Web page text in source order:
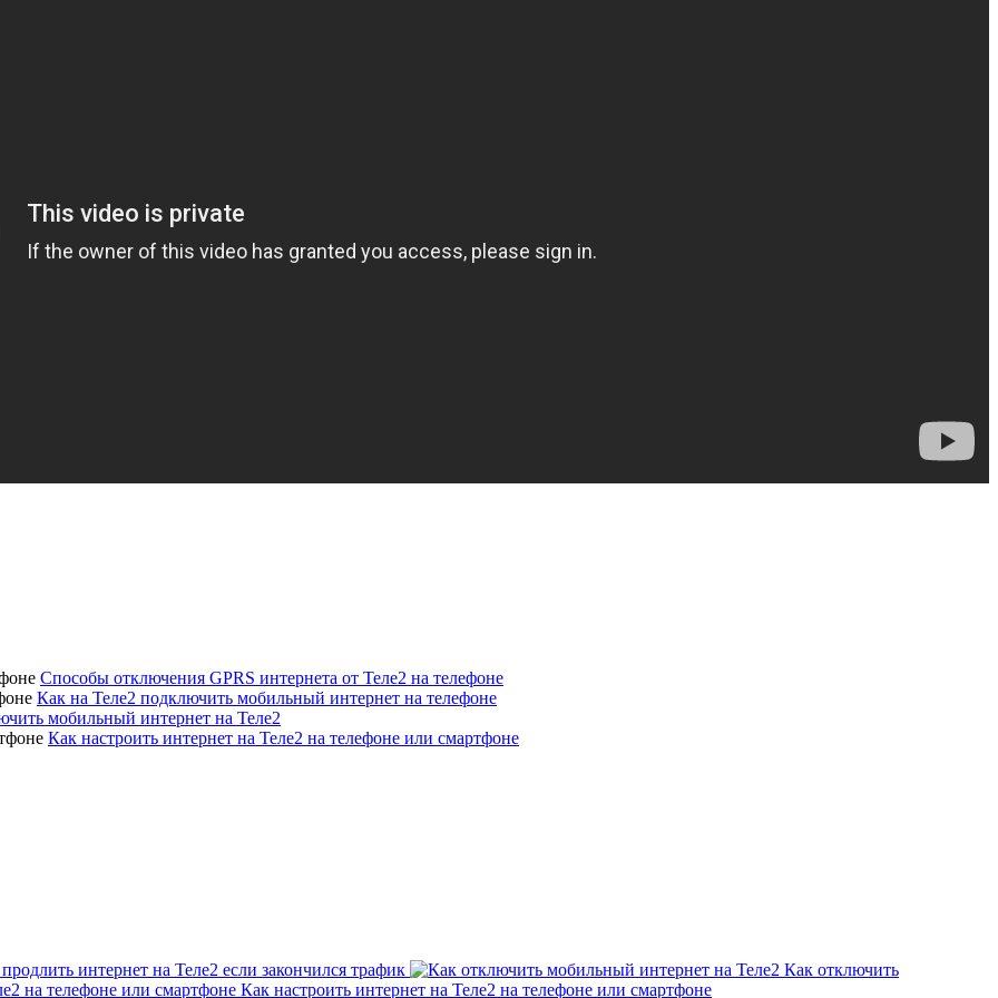
Способы отключения GPRS интернета от Теле2 на телефоне
Как на Теле2 подключить мобильный интернет на телефоне
мобильный интернет на Теле2
Как настроить интернет на Теле2 на телефоне или смартфоне
интернет на Теле2 если закончился трафик
Как отключить
Как настроить интернет на Теле2 на телефоне или смартфоне